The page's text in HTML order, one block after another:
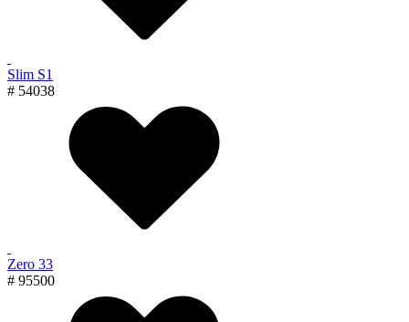
Slim S1
# 54038
Zero 33
# 95500